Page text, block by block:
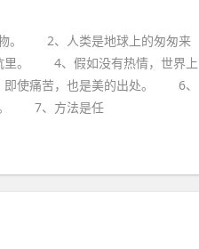
。 2、人类是地球上的匆匆来
里。 4、假如没有热情，世界上
使痛苦，也是美的出处。 6、
。 7、方法是任